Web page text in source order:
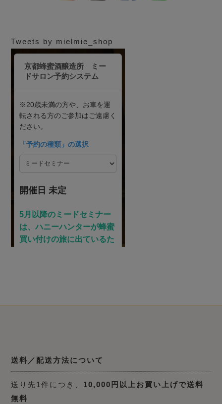
Tweets by mielmie_shop
送料／配送方法について
送り先1件につき、 10,000円以上お買い上げで送料
無料